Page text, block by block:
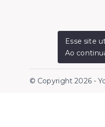
© Copyright 2026 -
Esse site
Ao